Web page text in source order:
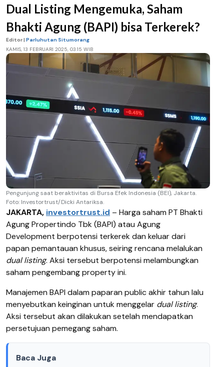
Dual Listing Mengemuka, Saham
Bhakti Agung (BAPI) bisa Terkerek?
Editor | Parluhutan Situmorang
KAMIS, 13 FEBRUARI 2025, 03.15 WIB
Pengunjung saat beraktivitas di Bursa Efek Indonesia (BEI), Jakarta.
Foto: Investortrust/Dicki Antariksa.
JAKARTA, investortrust.id – Harga saham PT Bhakti
Agung Propertindo Tbk (BAPI) atau Agung
Development berpotensi terkerek dan keluar dari
papan pemantauan khusus, seiring rencana melalukan
dual listing. Aksi tersebut berpotensi melambungkan
saham pengembang property ini.
Manajemen BAPI dalam paparan public akhir tahun lalu
menyebutkan keinginan untuk menggelar dual listing.
Aksi tersebut akan dilakukan setelah mendapatkan
persetujuan pemegang saham.
Baca Juga